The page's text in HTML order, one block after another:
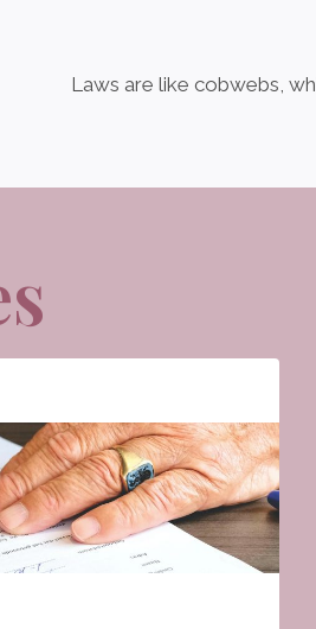
Laws are like cobwebs,